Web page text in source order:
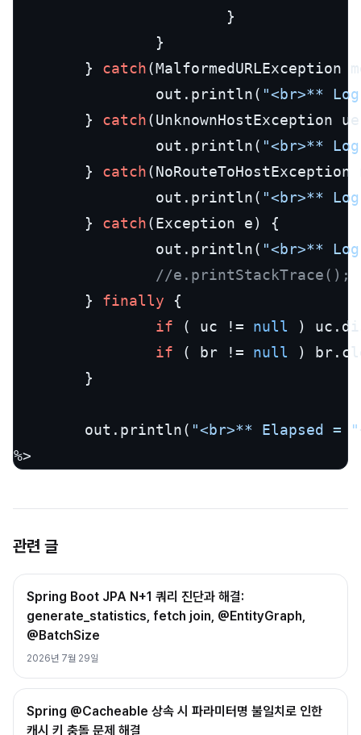
                        }
                }
        }
catch(MalformedURLException
                out.println(
"<br>** Log
        }
catch(UnknownHostException
                out.println(
"<br>** Log
        }
catch
                out.println(
"<br>** Log
        }
catch(Exception e) {
                out.println(
"<br>**
//e.printStackTrace();
        }
finally {
if ( uc != null )
if ( br != null )
        }
        out.println(
"<br>** Elapsed = "
%>
관련 글
Spring Boot JPA N+1 쿼리 진단과 해결:
generate_statistics, fetch join, @EntityGraph,
@BatchSize
2026년 7월 29일
Spring @Cacheable 상속 시 파라미터명 불일치로 인한
캐시 키 충돌 문제 해결